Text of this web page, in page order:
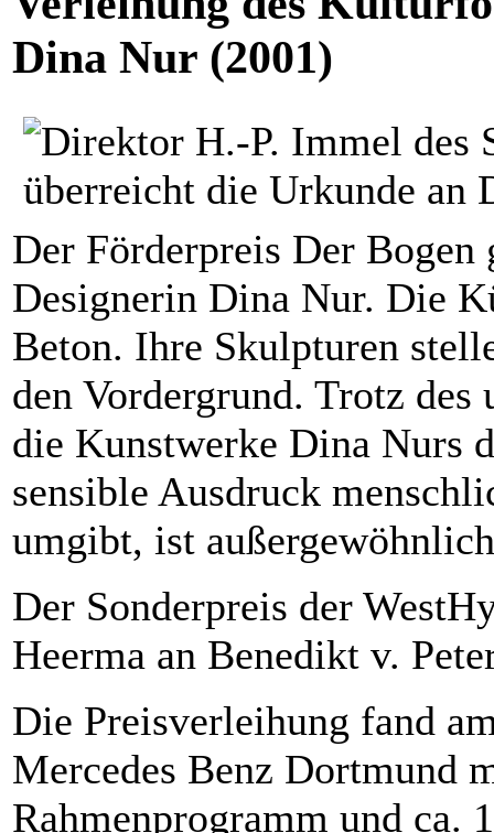
Dina Nur (2001)
Der Förderpreis Der
Designerin Dina Nur. Die
Beton. Ihre Skulpturen
den Vordergrund. Trotz
die Kunstwerke Dina Nurs
sensible Ausdruck
umgibt, ist
Der Sonderpreis der
Heerma an Benedikt v.
Die Preisverleihung fand
Mercedes Benz Dortmund
Rahmenprogramm und ca.